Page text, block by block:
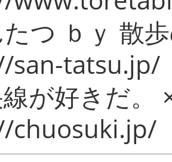
つ ｂｙ 散
san-tatsu.jp/
が好きだ。
chuosuki.jp/